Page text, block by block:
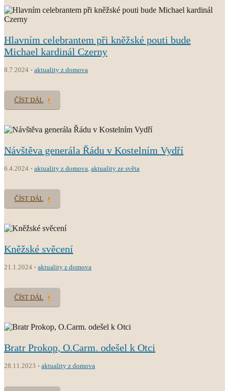
Hlavním celebrantem při kněžské pouti bude
Michael kardinál Czerny
8.7.2024 aktuality z domova
ČÍST DÁL
Návštěva generála Řádu v Kostelním Vydří
6.4.2024 aktuality z domova aktuality ze světa
ČÍST DÁL
Kněžské svěcení
21.1.2024 aktuality z domova
ČÍST DÁL
Bratr Prokop, O.Carm. odešel k Otci
28.11.2023 aktuality z domova